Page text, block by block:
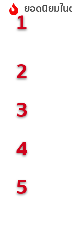
ยอดนิยมใ
1
2
3
4
5